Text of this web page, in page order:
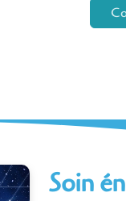
Soin